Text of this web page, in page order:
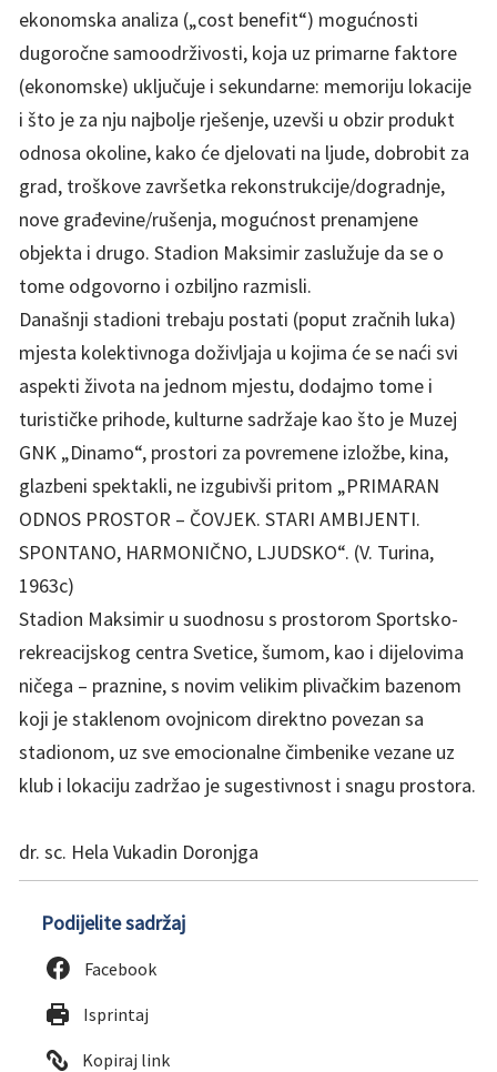
ekonomska analiza („cost benefit“) mogućnosti
dugoročne samoodrživosti, koja uz primarne faktore
(ekonomske) uključuje i sekundarne: memoriju lokacije
i što je za nju najbolje rješenje, uzevši u obzir produkt
odnosa okoline, kako će djelovati na ljude, dobrobit za
grad, troškove završetka rekonstrukcije/dogradnje,
nove građevine/rušenja, mogućnost prenamjene
objekta i drugo. Stadion Maksimir zaslužuje da se o
tome odgovorno i ozbiljno razmisli.
Današnji stadioni trebaju postati (poput zračnih luka)
mjesta kolektivnoga doživljaja u kojima će se naći svi
aspekti života na jednom mjestu, dodajmo tome i
turističke prihode, kulturne sadržaje kao što je Muzej
GNK „Dinamo“, prostori za povremene izložbe, kina,
glazbeni spektakli, ne izgubivši pritom „PRIMARAN
ODNOS PROSTOR – ČOVJEK. STARI AMBIJENTI.
SPONTANO, HARMONIČNO, LJUDSKO“. (V. Turina,
1963c)
Stadion Maksimir u suodnosu s prostorom Sportsko-
rekreacijskog centra Svetice, šumom, kao i dijelovima
ničega – praznine, s novim velikim plivačkim bazenom
koji je staklenom ovojnicom direktno povezan sa
stadionom, uz sve emocionalne čimbenike vezane uz
klub i lokaciju zadržao je sugestivnost i snagu prostora.
dr. sc. Hela Vukadin Doronjga
Podijelite sadržaj
Facebook
Isprintaj
Kopiraj link